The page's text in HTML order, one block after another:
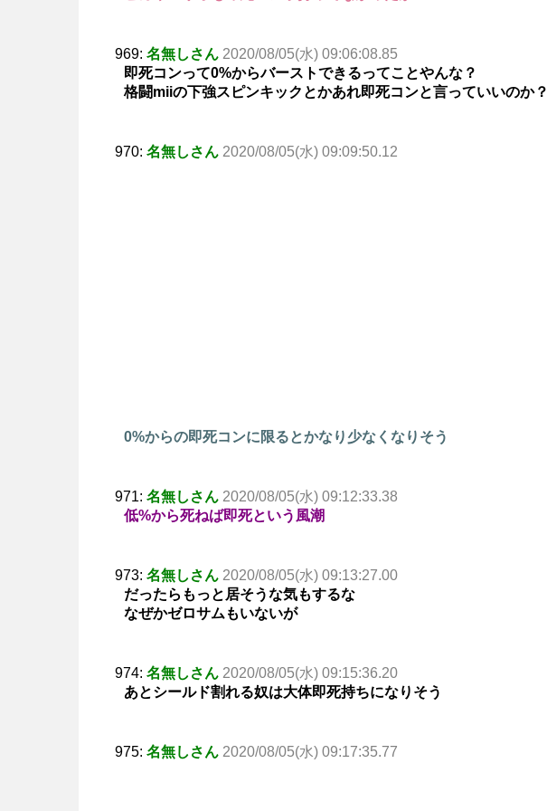
969: 名無しさん 2020/08/05(水) 09:06:08.85
即死コンって0%からバーストできるってことやんな？
格闘miiの下強スピンキックとかあれ即死コンと言っていいのか？
970: 名無しさん 2020/08/05(水) 09:09:50.12
0%からの即死コンに限るとかなり少なくなりそう
971: 名無しさん 2020/08/05(水) 09:12:33.38
低%から死ねば即死という風潮
973: 名無しさん 2020/08/05(水) 09:13:27.00
だったらもっと居そうな気もするな
なぜかゼロサムもいないが
974: 名無しさん 2020/08/05(水) 09:15:36.20
あとシールド割れる奴は大体即死持ちになりそう
975: 名無しさん 2020/08/05(水) 09:17:35.77